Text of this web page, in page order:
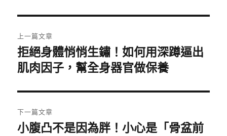
章
導
覽
上一篇文章
上
一
文
章:
拒絕身體悄悄生鏽！如何用深蹲逼出
肌肉因子，幫全身器官做保養
下一篇文章
下
小腹凸不是因為胖！小心是「骨盆前